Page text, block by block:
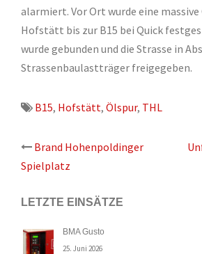
alarmiert. Vor Ort wurde eine massive
Hofstätt bis zur B15 bei Quick
wurde gebunden und die Strasse in
Strassenbaulastträger freigegeben.
B15, Hofstätt, Ölspur, THL
Beitrags-
Brand Hohenpoldinger
Spielplatz
LETZTE EINSÄTZE
BMA Gusto
25. Juni 2026